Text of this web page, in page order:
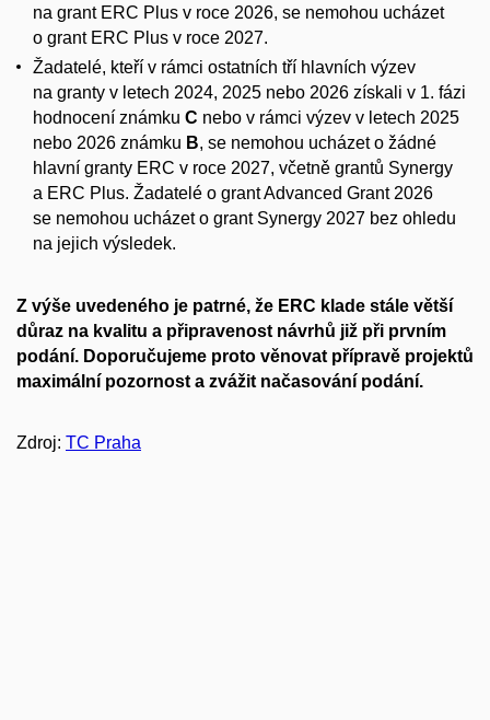
na grant ERC Plus v roce 2026, se nemohou ucházet
o grant ERC Plus v roce 2027.
Žadatelé, kteří v rámci ostatních tří hlavních výzev
na granty v letech 2024, 2025 nebo 2026 získali v 1. fázi
hodnocení známku C nebo v rámci výzev v letech 2025
nebo 2026 známku B, se nemohou ucházet o žádné
hlavní granty ERC v roce 2027, včetně grantů Synergy
a ERC Plus. Žadatelé o grant Advanced Grant 2026
se nemohou ucházet o grant Synergy 2027 bez ohledu
na jejich výsledek.
Z výše uvedeného je patrné, že ERC klade stále větší
důraz na kvalitu a připravenost návrhů již při prvním
podání. Doporučujeme proto věnovat přípravě projektů
maximální pozornost a zvážit načasování podání.
Zdroj: TC Praha